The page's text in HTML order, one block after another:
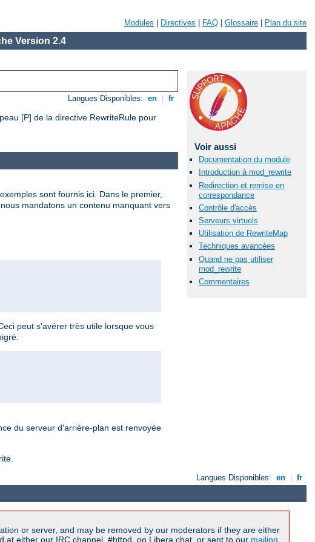
Modules Directives FAQ Glossaire Plan du site
Version 2.4
Langues Disponibles: en fr
[P] de la directive RewriteRule pour
Voir aussi
Documentation du module
Introduction à mod_rewrite
Redirection et remise en
correspondance
Contrôle d'accès
Serveurs virtuels
Utilisation de RewriteMap
Techniques avancées
Quand ne pas utiliser
mod_rewrite
Commentaires
sont fournis ici. Dans le premier,
mandatons un contenu manquant vers
peut s'avérer très utile lorsque vous
du serveur d'arrière-plan est renvoyée
Langues Disponibles: en | fr
or server, and may be removed by our moderators if they are either
at either our IRC channel, #httpd, on Libera.chat, or sent to our mailing